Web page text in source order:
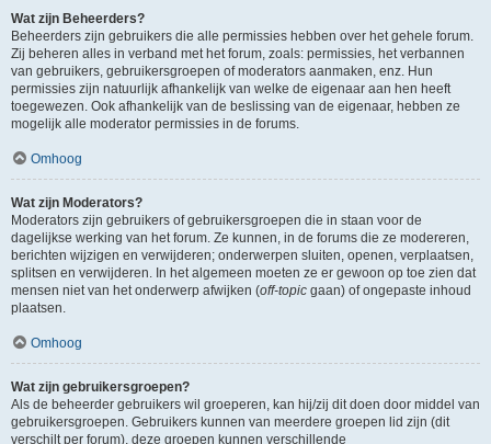
Wat zijn Beheerders?
Beheerders zijn gebruikers die alle permissies hebben over het gehele forum.
Zij beheren alles in verband met het forum, zoals: permissies, het verbannen
van gebruikers, gebruikersgroepen of moderators aanmaken, enz. Hun
permissies zijn natuurlijk afhankelijk van welke de eigenaar aan hen heeft
toegewezen. Ook afhankelijk van de beslissing van de eigenaar, hebben ze
mogelijk alle moderator permissies in de forums.
Omhoog
Wat zijn Moderators?
Moderators zijn gebruikers of gebruikersgroepen die in staan voor de
dagelijkse werking van het forum. Ze kunnen, in de forums die ze modereren,
berichten wijzigen en verwijderen; onderwerpen sluiten, openen, verplaatsen,
splitsen en verwijderen. In het algemeen moeten ze er gewoon op toe zien dat
mensen niet van het onderwerp afwijken (off-topic gaan) of ongepaste inhoud
plaatsen.
Omhoog
Wat zijn gebruikersgroepen?
Als de beheerder gebruikers wil groeperen, kan hij/zij dit doen door middel van
gebruikersgroepen. Gebruikers kunnen van meerdere groepen lid zijn (dit
verschilt per forum), deze groepen kunnen verschillende